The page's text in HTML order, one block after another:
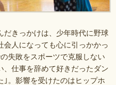
きっかけは、少年時代に野球
会人になっても心に引っかかっ
失敗をスポーツで克服しない
、仕事を辞めて好きだったダン
｣。影響を受けたのはヒップホ